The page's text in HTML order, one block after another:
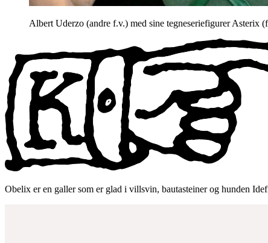
Albert Uderzo (andre f.v.) med sine tegneseriefigurer
Obelix er en galler som er glad i villsvin, bautasteiner og hunden